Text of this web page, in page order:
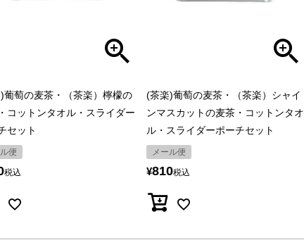
葡萄の麦茶・（茶楽）檸檬の
コットンタオル・スライダー
セット
便
税込
(茶楽)葡萄の麦茶・（茶楽）シャイ
ンマスカットの麦茶・コットンタオ
ル・スライダーポーチセット
メール便
¥810税込